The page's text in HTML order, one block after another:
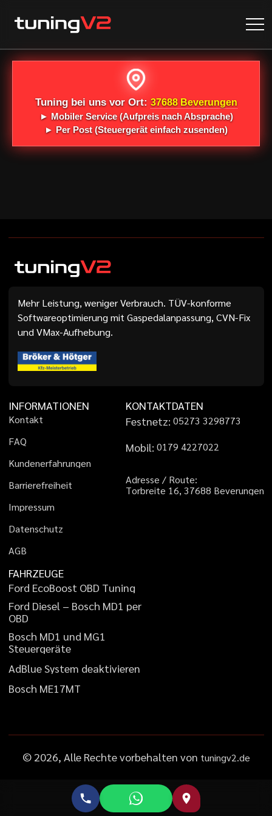
Tuning bei uns vor Ort: 37688 Beverungen
► Mobiler Service(Aufpreis nach Absprache)
►Per Post(Steuergerät einfach zusenden)
Mehr Leistung, weniger Verbrauch. TÜV-konforme
Softwareoptimierung mit Gaspedalanpassung, CVN-Fix
und VMax-Aufhebung.
INFORMATIONEN
Kontakt
FAQ
Kundenerfahrungen
Barrierefreiheit
Impressum
Datenschutz
AGB
KONTAKTDATEN
Festnetz: 05273 3298773
Mobil: 01 79 4227022
Adresse / Route:
Torbreite 16, 37688 Beverungen
FAHRZEUGE
Ford EcoBoost OBD Tuning
Ford Diesel – Bosch MD1 per
OBD
Bosch MD1 und MG1
Steuergeräte
AdBlueSystem deaktivieren
Bosch ME17MT
© 2026, Alle Rechte vorbehalten von tuningv2.de